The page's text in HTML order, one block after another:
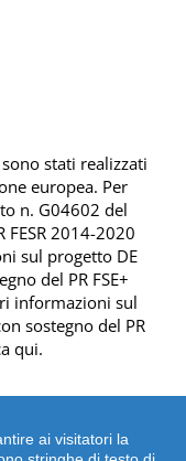
ai visitatori la
stati realizzati
europea. Per
n. G04602 del
FESR 2014-2020
sul progetto DE
del PR FSE+
informazioni sul
sostegno del PR
qui.